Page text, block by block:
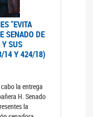
"EVITA
SENADO DE
SUS
14 Y 424/18)
la entrega
H. Senado
la